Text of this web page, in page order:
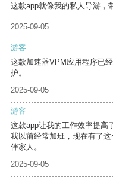
这款app就像我的私人导游，
2025-09-05
游客
这款加速器VPM应用程序已
护。
2025-09-05
游客
这款app让我的工作效率提高
我以前经常加班，现在有了
伴家人。
2025-09-05